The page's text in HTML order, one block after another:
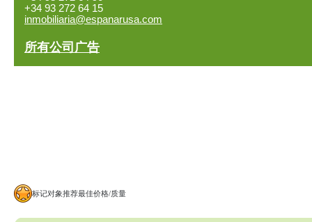
+34 93 272 64 15
inmobiliaria@espanarusa.com
所有公司广告
标记对象推荐最佳价格/质量